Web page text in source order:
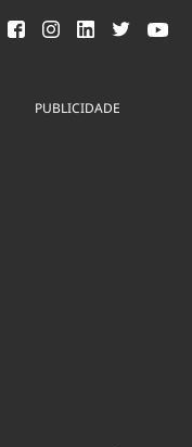
PUBLICIDADE